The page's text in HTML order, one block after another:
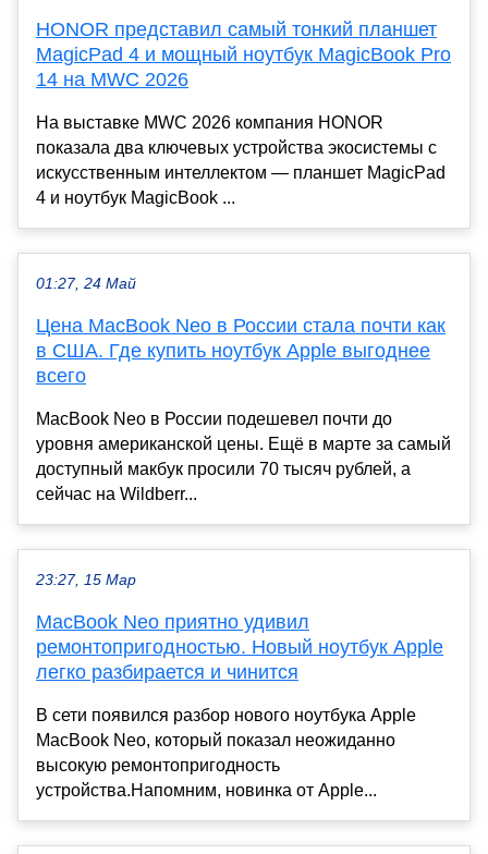
HONOR представил самый тонкий планшет
MagicPad 4 и мощный ноутбук MagicBook Pro
14 на MWC 2026
На выставке MWC 2026 компания HONOR
показала два ключевых устройства экосистемы с
искусственным интеллектом — планшет MagicPad
4 и ноутбук MagicBook ...
01:27, 24 Май
Цена MacBook Neo в России стала почти как
в США. Где купить ноутбук Apple выгоднее
всего
MacBook Neo в России подешевел почти до
уровня американской цены. Ещё в марте за самый
доступный макбук просили 70 тысяч рублей, а
сейчас на Wildberr...
23:27, 15 Мар
MacBook Neo приятно удивил
ремонтопригодностью. Новый ноутбук Apple
легко разбирается и чинится
В сети появился разбор нового ноутбука Apple
MacBook Neo, который показал неожиданно
высокую ремонтопригодность
устройства.Напомним, новинка от Apple...